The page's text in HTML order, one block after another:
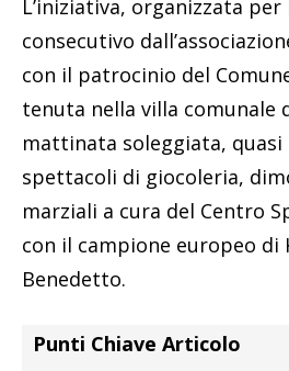
L’iniziativa, organizzata
consecutivo
con il patrocinio del
tenuta nella villa comunale
mattinata soleggiata,
spettacoli di giocoleria,
marziali a cura del Centro
con il campione europeo di
Benedetto.
Punti Chiave Articolo